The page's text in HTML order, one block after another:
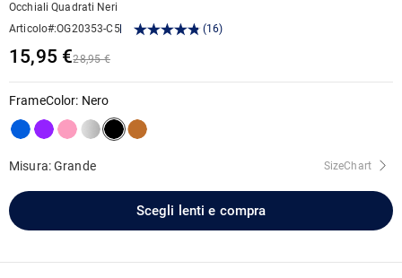
Occhiali Quadrati Neri
Articolo#:OG20353-C5 (16)
15,95 €28,95 €
FrameColor: Nero
Misura: Grande SizeChart
Scegli lenti e compra